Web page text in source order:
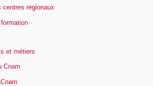
centres régionaux
et métiers
Cnam